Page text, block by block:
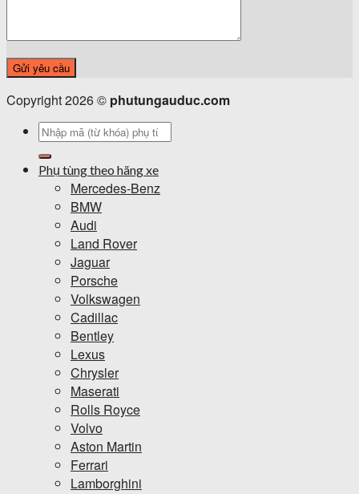
Copyright 2026 © phutungauduc.com
Tìm
Phụ tùng theo hãng xe
Mercedes-Benz
BMW
Audi
Land Rover
Jaguar
Porsche
Volkswagen
Cadillac
Bentley
Lexus
Chrysler
Maserati
Rolls Royce
Volvo
Aston Martin
Ferrari
Lamborghini